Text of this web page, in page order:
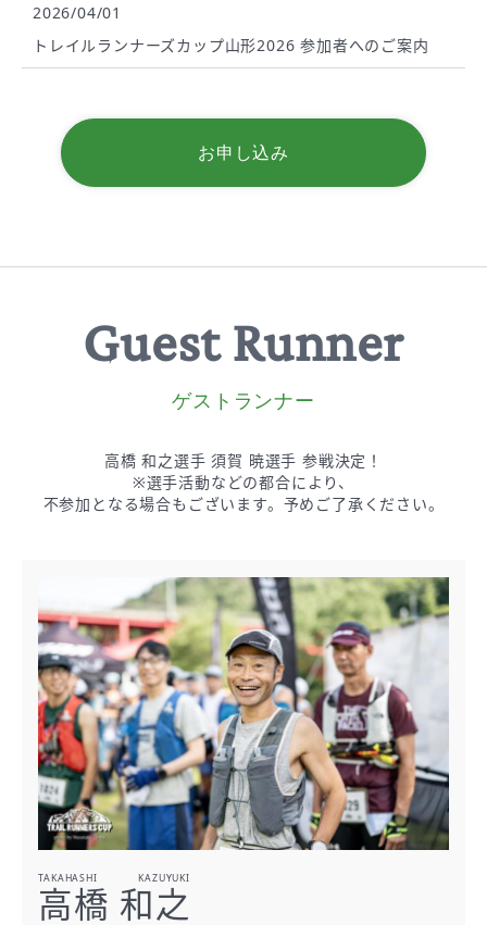
2026/04/01
トレイルランナーズカップ山形2026 参加者へのご案内
お申し込み
Guest Runner
ゲストランナー
高橋 和之選手 須賀 暁選手 参戦決定！
※選手活動などの都合により、
不参加となる場合もございます。 予めご了承ください。
高橋 和之
TAKAHASHI KAZUYUKI